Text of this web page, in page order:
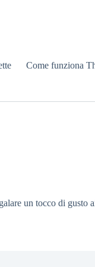
Come funziona
un tocco di gusto